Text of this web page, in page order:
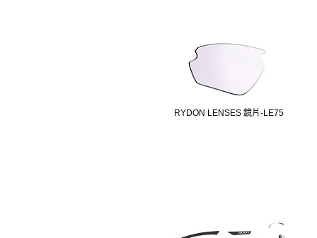
RYDON LENSES 鏡片-LE75